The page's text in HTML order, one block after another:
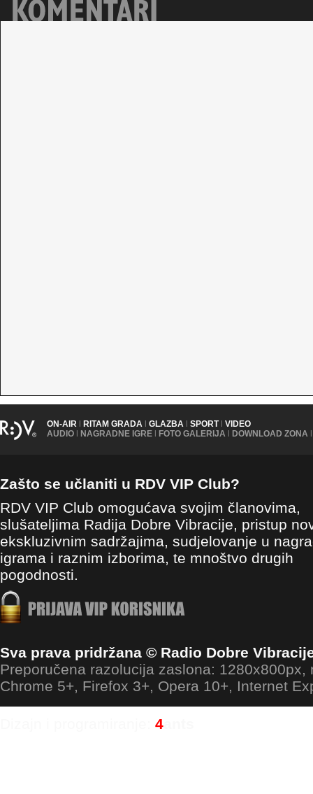
ON-AIR | RITAM GRADA | GLAZBA | SPORT | VIDEO
AUDIO | NAGRADNE IGRE | FOTO GALERIJA | DOWNLOAD ZONA |
Zašto se učlaniti u RDV VIP Club?
RDV VIP Club omogućava svojim članovima,
slušateljima Radija Dobre Vibracije, pristup
ekskluzivnim sadržajima, sudjelovanje u
igrama i raznim izborima, te mnoštvo drugih
pogodnosti.
Sva prava pridržana © Radio Dobre
Preporučena razolucija zaslona: 1280x800px,
Chrome 5+, Firefox 3+, Opera 10+, Internet
4